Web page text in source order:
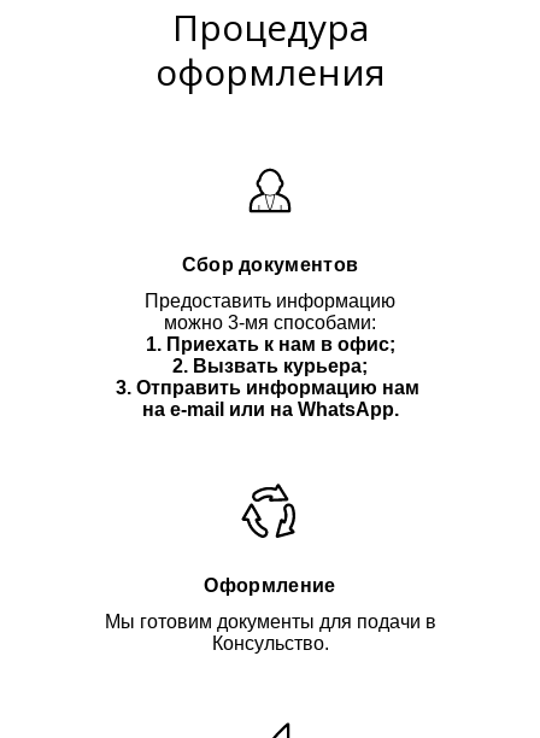
Процедура
оформления
Сбор документов
Предоставить информацию
можно 3-мя способами:
1. Приехать к нам в офис;
2. Вызвать курьера;
3. Отправить информацию нам
на e-mail или на WhatsApp.
Оформление
Мы готовим документы для подачи в
Консульство.